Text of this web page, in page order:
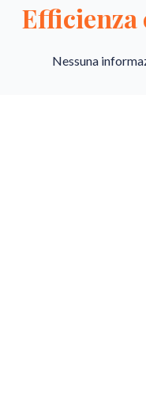
Efficienza
Nessuna